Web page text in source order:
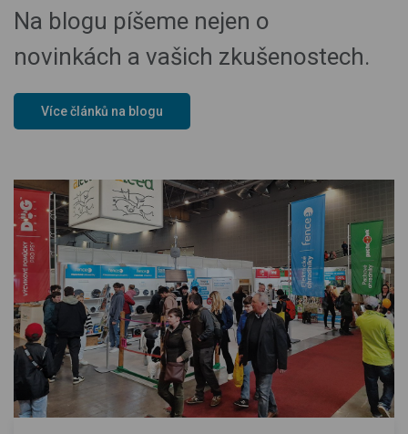
Na blogu píšeme nejen o
novinkách a vašich zkušenostech.
Více článků na blogu